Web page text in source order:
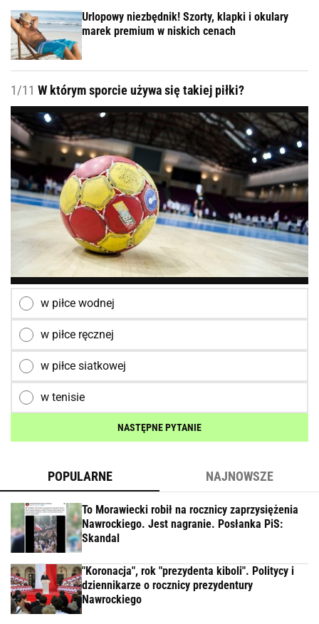
Urlopowy niezbędnik! Szorty, klapki i okulary
marek premium w niskich cenach
1/11 W którym sporcie używa się takiej piłki?
w piłce wodnej
w piłce ręcznej
w piłce siatkowej
w tenisie
NASTĘPNE PYTANIE
POPULARNE NAJNOWSZE
To Morawiecki robił na rocznicy zaprzysiężenia
Nawrockiego. Jest nagranie. Posłanka PiS:
Skandal
"Koronacja", rok "prezydenta kiboli". Politycy i
dziennikarze o rocznicy prezydentury
Nawrockiego